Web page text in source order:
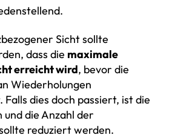
Sicht sollte
dass die maximale
erreicht wird, bevor die
Wiederholungen
Falls dies doch passiert, ist die
und die Anzahl der
reduziert werden.